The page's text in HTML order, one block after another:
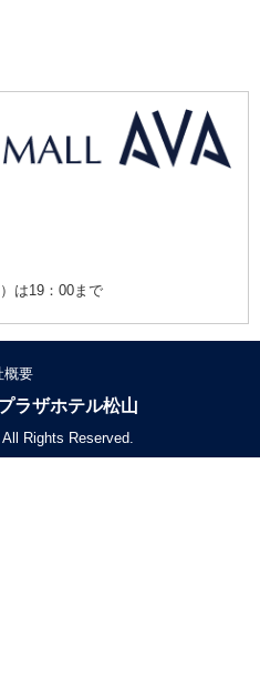
は19：00まで
概要
ラザホテル松山
Rights Reserved.